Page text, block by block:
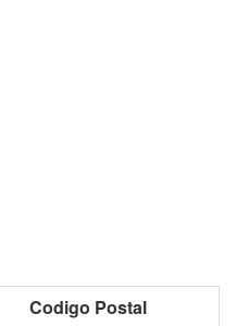
Codigo Postal